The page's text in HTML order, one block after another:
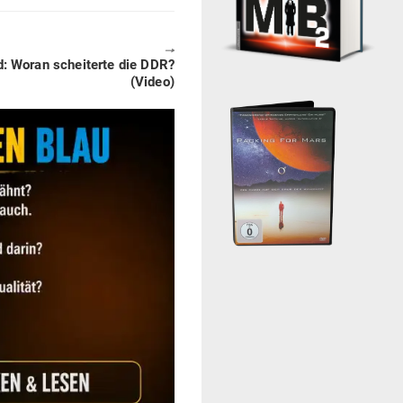
🠖
Woran schei­terte die DDR?
(Video)